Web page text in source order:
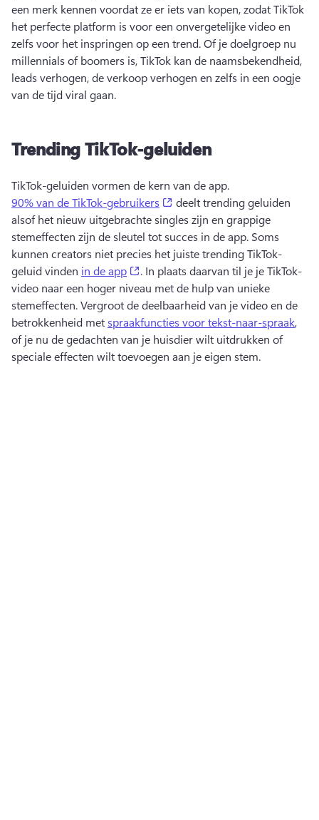
een merk kennen voordat ze er iets van kopen, zodat TikTok
het perfecte platform is voor een onvergetelijke video en
zelfs voor het inspringen op een trend. Of je doelgroep nu
millennials of boomers is, TikTok kan de naamsbekendheid,
leads verhogen, de verkoop verhogen en zelfs in een oogje
van de tijd viral gaan.
Trending TikTok-geluiden
TikTok-geluiden vormen de kern van de app.
90% van de TikTok-gebruikers
(opens in a new tab)
deelt trending geluiden
alsof het nieuw uitgebrachte singles zijn en grappige
stemeffecten zijn de sleutel tot succes in de app. Soms
kunnen creators niet precies het juiste trending TikTok-
geluid vinden in de app (opens in a new tab)
. In plaats daarvan til je je TikTok-
video naar een hoger niveau met de hulp van unieke
stemeffecten. Vergroot de deelbaarheid van je video en de
betrokkenheid met spraakfuncties voor tekst-naar-spraak,
of je nu de gedachten van je huisdier wilt uitdrukken of
speciale effecten wilt toevoegen aan je eigen stem.